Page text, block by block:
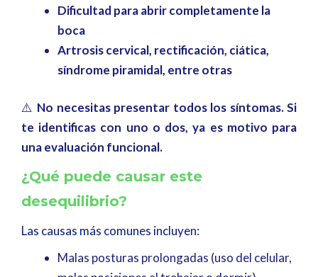
Dificultad para abrir completamente la
boca
Artrosis cervical, rectificación, ciática,
síndrome piramidal, entre otras
⚠️ No necesitas presentar todos los síntomas. Si
te identificas con uno o dos, ya es motivo para
una evaluación funcional.
¿Qué puede causar este
desequilibrio?
Las causas más comunes incluyen:
Malas posturas prolongadas (uso del celular,